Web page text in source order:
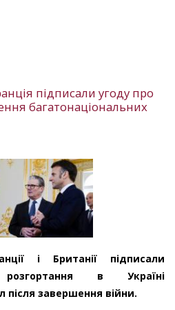
підписали угоду про
багатонаціональних
і Британії підписали
в Україні
після завершення війни.